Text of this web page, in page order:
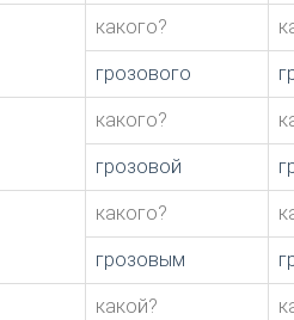
какого?
грозового
какого?
грозовой
какого?
грозовым
какой?